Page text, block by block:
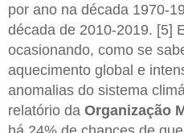
por ano na década 1970-
década de 2010-2019. [5]
ocasionando, como se
aquecimento global e
anomalias do sistema
relatório da Organização